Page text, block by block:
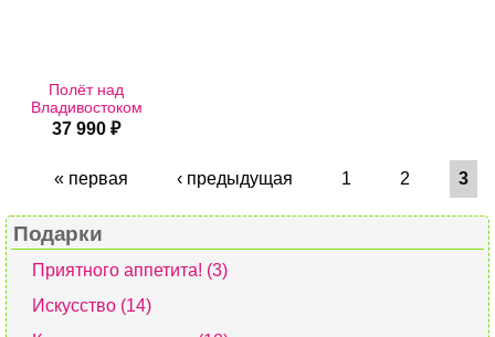
Полёт над
Владивостоком
37 990 ₽
« первая ‹ предыдущая 1 2 3
Подарки
Приятного аппетита! (3)
Искусство (14)